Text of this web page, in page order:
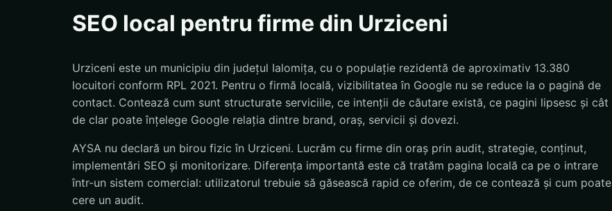
SEO local pentru firme din Urziceni
Urziceni este un municipiu din județul Ialomița, cu o populație rezidentă de aproximativ 13.380
locuitori conform RPL 2021. Pentru o firmă locală, vizibilitatea în Google nu se reduce la o pagină de
contact. Contează cum sunt structurate serviciile, ce intenții de căutare există, ce pagini lipsesc și cât
de clar poate înțelege Google relația dintre brand, oraș, servicii și dovezi.
AYSA nu declară un birou fizic în Urziceni. Lucrăm cu firme din oraș prin audit, strategie, conținut,
implementări SEO și monitorizare. Diferența importantă este că tratăm pagina locală ca pe o intrare
într-un sistem comercial: utilizatorul trebuie să găsească rapid ce oferim, de ce contează și cum poate
cere un audit.